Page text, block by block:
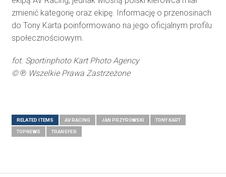
zmienić kategorię oraz ekipę. Informację o przenosinach
do Tony Karta poinformowano na jego oficjalnym profilu
społecznościowym.
fot. Sportinphoto Kart Photo Agency
©℗Wszelkie Prawa Zastrzeżone
RELATED ITEMS AV RACING JAN PRZYROWSKI TONY KART
TOPNEWS TRANSFER